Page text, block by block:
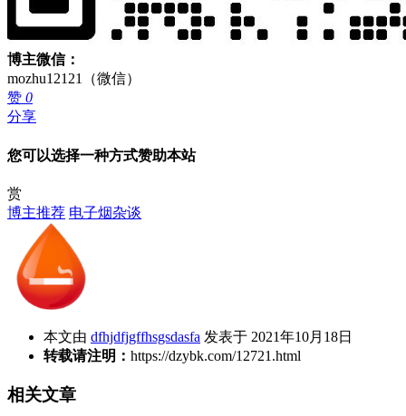
博主微信：
mozhu12121（微信）
赞 0
分享
您可以选择一种方式赞助本站
赏
博主推荐 电子烟杂谈
本文由 dfhjdfjgffhsgsdasfa 发表于 2021年10月18日
转载请注明： https://dzybk.com/12721.html
相关文章